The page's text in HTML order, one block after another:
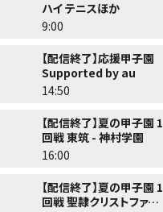
ハイ テニスほか
9:00
【配信終了】応援甲子園
Supported by au
14:50
【配信終了】夏の甲子園 1
回戦 東筑 - 神村学園
16:00
【配信終了】夏の甲子園 1
回戦 聖隷クリストファー -